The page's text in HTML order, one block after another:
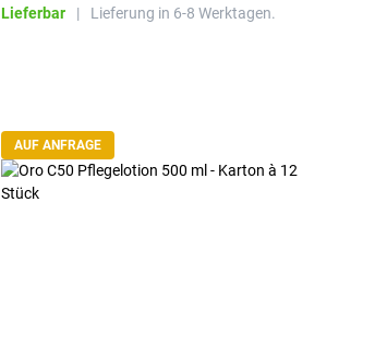
Lieferbar | Lieferung in 6-8 Werktagen.
AUF ANFRAGE